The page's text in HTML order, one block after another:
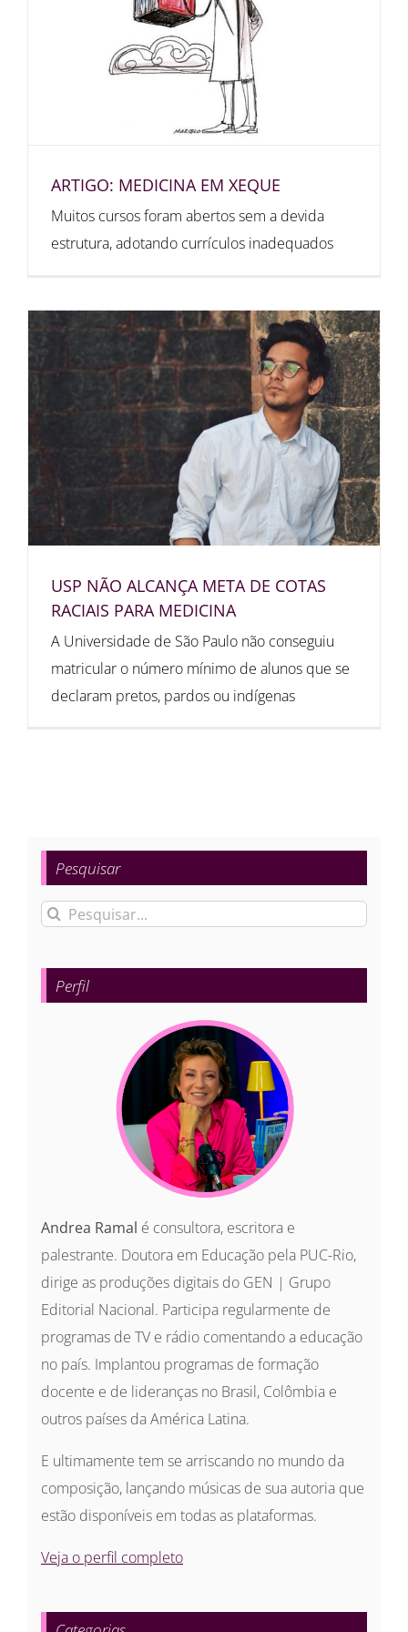
ARTIGO: MEDICINA EM XEQUE
Muitos cursos foram abertos sem a devida
estrutura, adotando currículos inadequados
USP NÃO ALCANÇA META DE COTAS
RACIAIS PARA MEDICINA
A Universidade de São Paulo não conseguiu
matricular o número mínimo de alunos que se
declaram pretos, pardos ou indígenas
Pesquisar
Buscar
para:
Perfil
Andrea Ramal é consultora, escritora e
palestrante. Doutora em Educação pela PUC-Rio,
dirige as produções digitais do GEN | Grupo
Editorial Nacional. Participa regularmente de
programas de TV e rádio comentando a educação
no país. Implantou programas de formação
docente e de lideranças no Brasil, Colômbia e
outros países da América Latina.
E ultimamente tem se arriscando no mundo da
composição, lançando músicas de sua autoria que
estão disponíveis em todas as plataformas.
Veja o perfil completo